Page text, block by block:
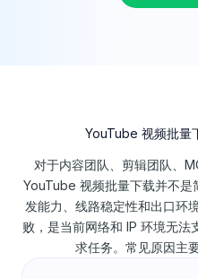
YouTube 视频批量
对于内容团队、剪辑团队、
YouTube 视频批量下载并不是
发能力、线路稳定性和出口环
败，是当前网络和 IP 环境无
求任务。常见原因主